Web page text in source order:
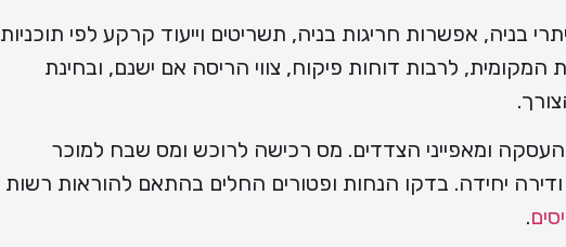
בניה, אפשרות חריגות בניה, תשריטים וייעוד קרקע לפי תוכניות
המקומית, לרבות דוחות פיקוח, צווי הריסה אם ישנם, ובחינת
ומאפייני הצדדים. מס רכישה לרוכש ומס שבח למוכר
יחידה. בדקו הנחות ופטורים החלים בהתאם להוראות רשות
.